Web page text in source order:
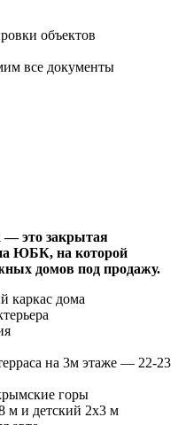
объектов
все документы
— это закрытая
ЮБК, на которой
домов под продажу.
каркас дома
на 3м этаже — 22-23
горы
м и детский 2х3 м